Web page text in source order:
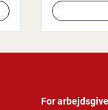
For